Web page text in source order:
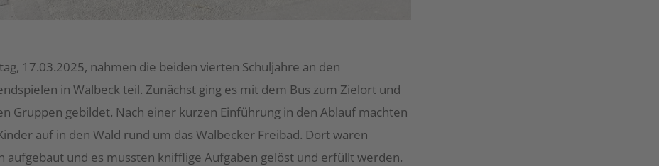
17.03.2025, nahmen die beiden vierten Schuljahre an den
in Walbeck teil. Zunächst ging es mit dem Bus zum Zielort und
Gruppen gebildet. Nach einer kurzen Einführung in den Ablauf machten
auf in den Wald rund um das Walbecker Freibad. Dort waren
aufgebaut und es mussten knifflige Aufgaben gelöst und erfüllt werden.